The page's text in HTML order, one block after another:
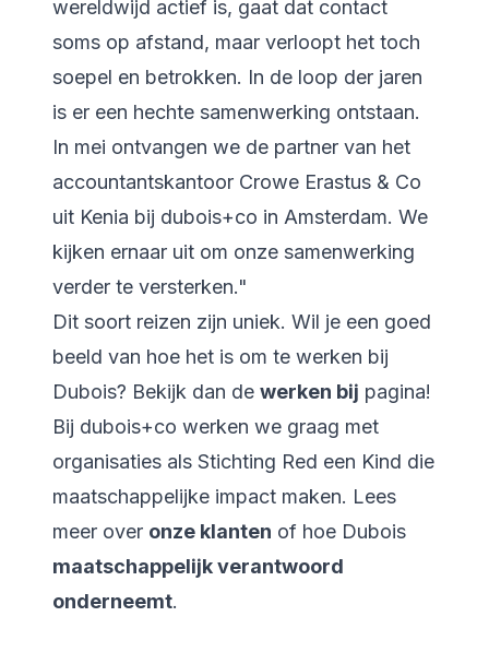
wereldwijd actief is, gaat dat contact
soms op afstand, maar verloopt het toch
soepel en betrokken. In de loop der jaren
is er een hechte samenwerking ontstaan.
In mei ontvangen we de partner van het
accountantskantoor Crowe Erastus & Co
uit Kenia bij dubois+co in Amsterdam. We
kijken ernaar uit om onze samenwerking
verder te versterken."
Dit soort reizen zijn uniek. Wil je een goed
beeld van hoe het is om te werken bij
Dubois? Bekijk dan de werken bij pagina!
Bij dubois+co werken we graag met
organisaties als Stichting Red een Kind die
maatschappelijke impact maken. Lees
meer over onze klanten of hoe Dubois
maatschappelijk verantwoord
onderneemt.